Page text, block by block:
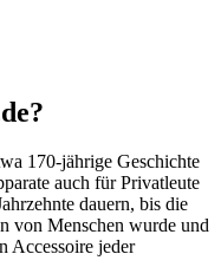
170-jährige Geschichte
auch für Privatleute
dauern, bis die
von Menschen wurde und
Accessoire jeder